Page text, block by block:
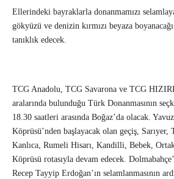
Ellerindeki bayraklarla donanmamızı
gökyüzü ve denizin kırmızı beyaza
tanıklık edecek.
TCG Anadolu, TCG Savarona ve TCG
aralarında bulunduğu Türk Donanmasının
18.30 saatleri arasında Boğaz’da olacak.
Köprüsü’nden başlayacak olan geçiş, Sarıyer,
Kanlıca, Rumeli Hisarı, Kandilli, Bebek,
Köprüsü rotasıyla devam edecek.
Recep Tayyip Erdoğan’ın selamlanmasının